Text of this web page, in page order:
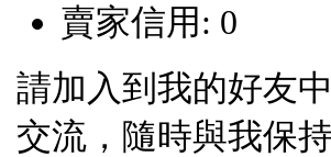
賣家信用: 0
請加入到我的好友
交流，隨時與我保